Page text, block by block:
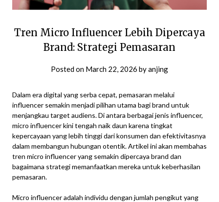
Tren Micro Influencer Lebih Dipercaya
Brand: Strategi Pemasaran
Posted on March 22, 2026 byanjing
Dalam era digital yang serba cepat, pemasaran melalui
influencer semakin menjadi pilihan utama bagi brand untuk
menjangkau target audiens. Di antara berbagai jenis influencer,
micro influencer kini tengah naik daun karena tingkat
kepercayaan yang lebih tinggi dari konsumen dan efektivitasnya
dalam membangun hubungan otentik. Artikel ini akan membahas
tren micro influencer yang semakin dipercaya brand dan
bagaimana strategi memanfaatkan mereka untuk keberhasilan
pemasaran.
Micro influencer adalah individu dengan jumlah pengikut yang